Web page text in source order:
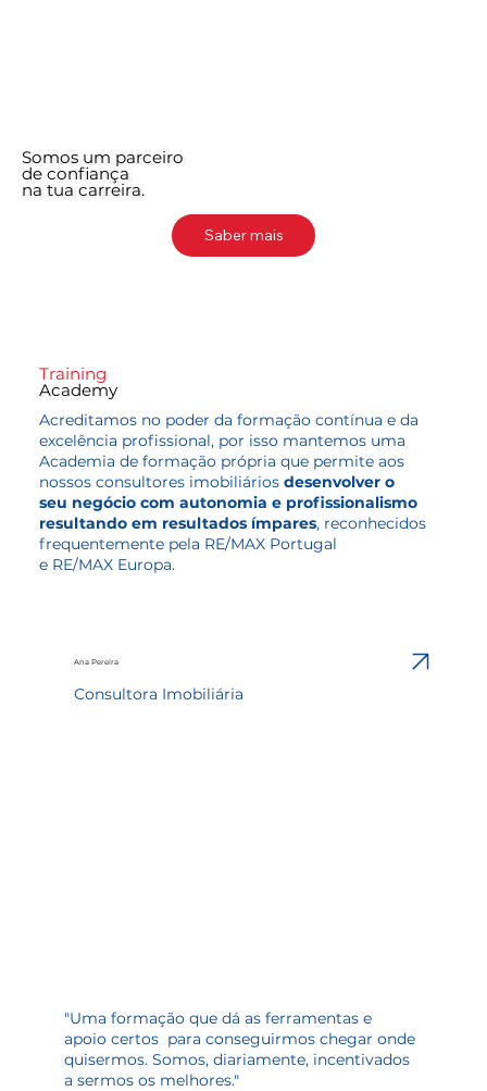
​Acreditamos no poder da formação contínua e da
excelência profissional, por isso mantemos uma
Academia de formação própria que permite aos
nossos consultores imobiliários desenvolver o
seu negócio com autonomia e profissionalismo
resultando em resultados ímpares, reconhecidos
frequentemente pela RE/MAX Portugal
e RE/MAX Europa.
Training
Academy
Ana Pereira
Consultora Imobiliária
"Uma formação que dá as ferramentas e
apoio certos para conseguirmos chegar onde
quisermos. Somos, diariamente, incentivados
a sermos os melhores."
Somos um parceiro
de confiança
na tua carreira.
Saber mais